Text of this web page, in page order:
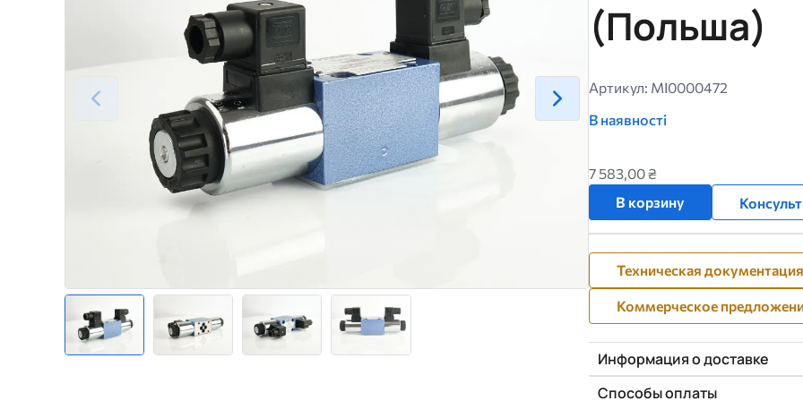
(Польша)
Артикул: MI0000472
В наявності
7 583,00 ₴
В корзину
Техническая документация
Коммерческое
Информация о доставке
Способы оплаты